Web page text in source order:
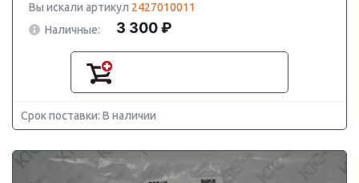
Вы искали артикул 2427010011
Наличные:
3 300 ₽
Срок поставки: В наличии